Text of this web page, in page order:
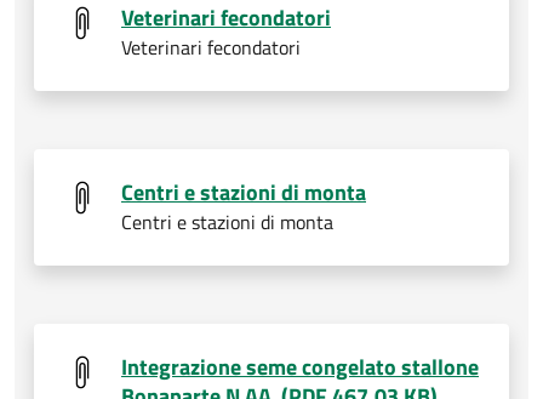
Veterinari fecondatori
Veterinari fecondatori
Centri e stazioni di monta
Centri e stazioni di monta
Integrazione seme congelato stallone